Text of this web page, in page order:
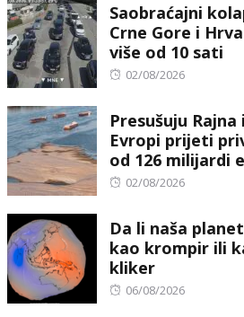
Saobraćajni
Crne Gore i
više od 10 sati
Posted
02/08/2026
Presušuju Rajna
Evropi prijeti
od 126 milijardi
Posted
02/08/2026
Da li naša
kao krompir ili
kliker
Posted
06/08/2026